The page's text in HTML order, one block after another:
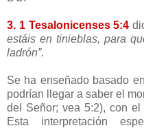
3. 1 Tesalonicenses 5:4
estáis en tinieblas, para
ladrón”.
Se ha enseñado basado
podrían llegar a saber el
del Señor; vea 5:2), con
Esta interpretación